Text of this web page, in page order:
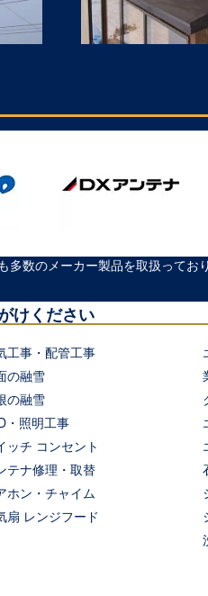
多数のメーカー製品を取扱ってお
けください
工事・配管工事
の融雪
の融雪
・照明工事
ッチ コンセント
テナ修理・取替
ホン・チャイム
扇 レンジフード